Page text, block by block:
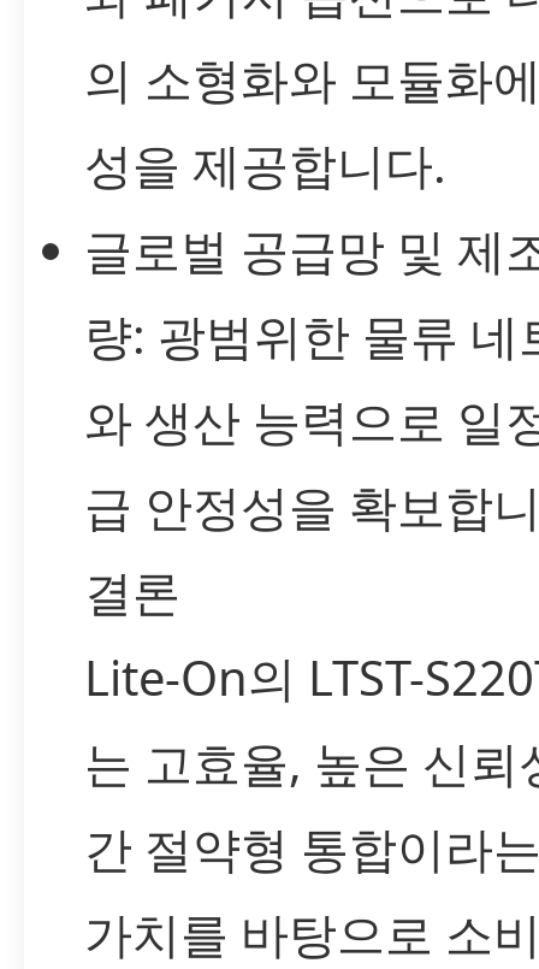
의 소형화와 모듈화
성을 제공합니다.
글로벌 공급망 및 제
량: 광범위한 물류 네
와 생산 능력으로 일
급 안정성을 확보합
결론
Lite-On의 LTST-
는 고효율, 높은 신뢰
간 절약형 통합이라
가치를 바탕으로 소